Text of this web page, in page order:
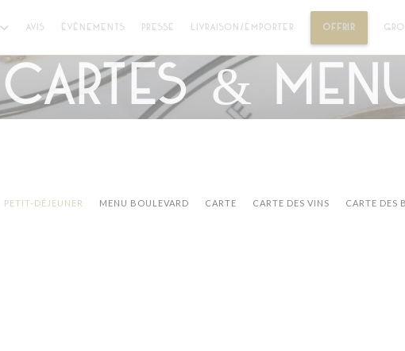
AVIS ÉVÈNEMENTS PRESSE LIVRAISON/EMPORTER OFFRIR ((OUVRE
Cartes &
PETIT-DÉJEUNER MENU BOULEVARD CARTE CARTE DES VINS CARTE DES